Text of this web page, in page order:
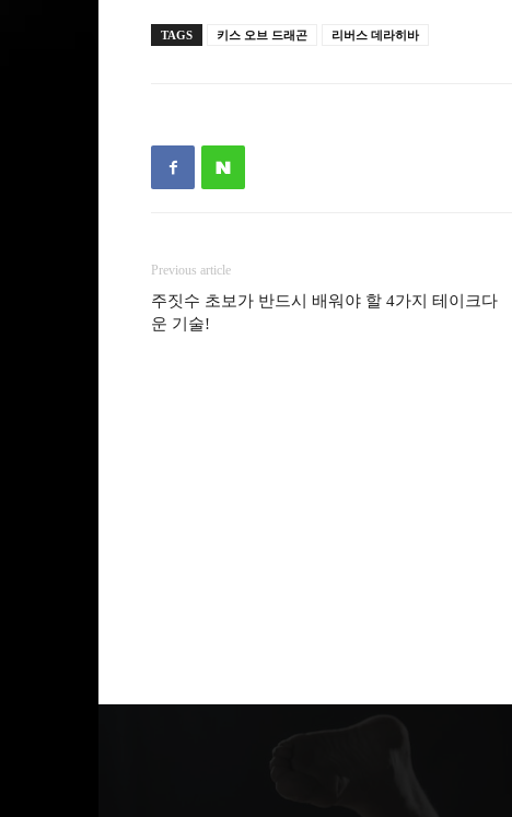
TAGS 키스 오브 드래곤 리버스 데라히바
Previous article
주짓수 초보가 반드시 배워야 할 4가지 테이크다
운 기술!